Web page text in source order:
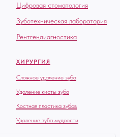
Цифровая стоматология
Зуботехническая лаборатория
Рентгендиагностика
ХИРУРГИЯ
Сложное удаление зуба
Удаление кисты зуба
Костная пластика зубов
Удаление зуба мудрости